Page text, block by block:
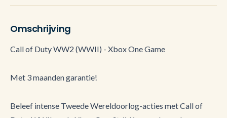
Omschrijving
Call of Duty WW2 (WWII) - Xbox One Game
Met 3 maanden garantie!
Beleef intense Tweede Wereldoorlog-acties met Call of